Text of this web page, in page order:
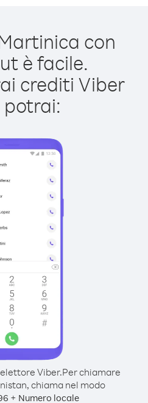
con
è facile.
crediti Viber
Viber.Per chiamare
chiama nel modo
+ Numero locale